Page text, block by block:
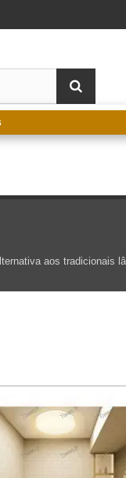
aos tradicionais